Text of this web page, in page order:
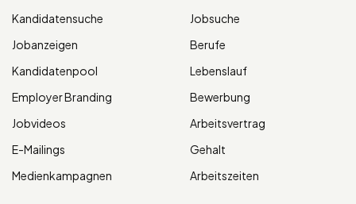
Kandidatensuche
Jobanzeigen
Kandidatenpool
Employer Branding
Jobvideos
E-Mailings
Medienkampagnen
Jobsuche
Berufe
Lebenslauf
Bewerbung
Arbeitsvertrag
Gehalt
Arbeitszeiten